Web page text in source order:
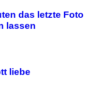
das letzte Foto
lassen
liebe